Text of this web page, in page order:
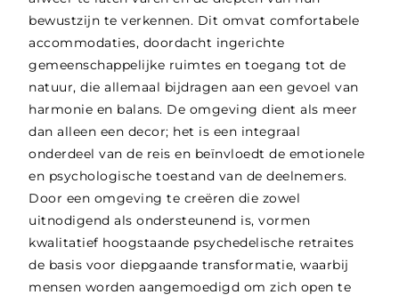
bewustzijn te verkennen. Dit omvat comfortabele
accommodaties, doordacht ingerichte
gemeenschappelijke ruimtes en toegang tot de
natuur, die allemaal bijdragen aan een gevoel van
harmonie en balans. De omgeving dient als meer
dan alleen een decor; het is een integraal
onderdeel van de reis en beïnvloedt de emotionele
en psychologische toestand van de deelnemers.
Door een omgeving te creëren die zowel
uitnodigend als ondersteunend is, vormen
kwalitatief hoogstaande psychedelische retraites
de basis voor diepgaande transformatie, waarbij
mensen worden aangemoedigd om zich open te